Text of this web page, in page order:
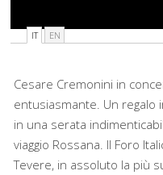
IT EN
Cesare Cremonini in
entusiasmante. Un
in una serata
viaggio Rossana. Il Foro
Tevere, in assoluto la più